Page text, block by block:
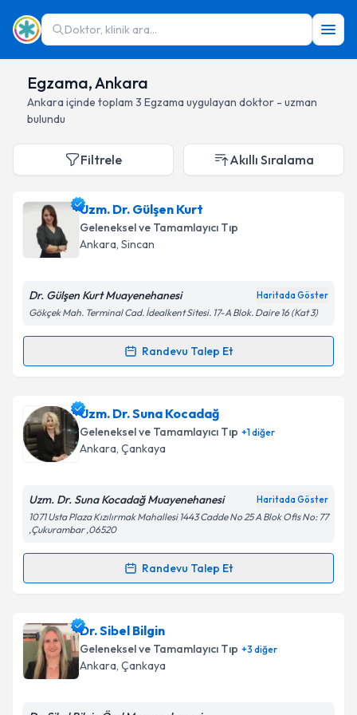
Doktor, klinik ara...
Egzama, Ankara
Ankara içinde toplam 3 Egzama uygulayan doktor - uzman
bulundu
Filtrele Akıllı Sıralama
Uzm. Dr. Gülşen Kurt
Geleneksel ve Tamamlayıcı Tıp
Ankara, Sincan
Dr. Gülşen Kurt Muayenehanesi Haritada Göster
Gökçek Mah. Terminal Cad. İdealkent Sitesi. 17-A Blok. Daire 16 (Kat 3)
Randevu Talep Et
Randevu Takvimi Talebi
Uzm. Dr. Gülşen Kurtiçin randevu takvimi talebi
oluşturun. Size bu uzmandan randevu almanız için bir
takvim hazırlandığında e-posta ile bilgilendireceğiz.
Kişisel verilerimin işlenmesine ilişkinAydınlatma
'ni okudum ve kişisel verilerimin belirtilen
kapsamda işlenmesini kabul ediyorum.
Takvim Talebini Gönder
Uzm. Dr. Suna Kocadağ
Geleneksel ve Tamamlayıcı Tıp +1diğer
Ankara, Çankaya
Uzm. Dr. Suna Kocadağ Muayenehanesi Haritada Göster
1071 Usta Plaza Kızılırmak Mahallesi 1443 Cadde No 25 A Blok Ofis No: 77
,Çukurambar ,06520
Randevu Talep Et
Randevu Takvimi Talebi
Uzm. Dr. Suna Kocadağ
oluşturun. Size bu uzmandan randevu almanız için bir
takvim hazırlandığında e-posta ile bilgilendireceğiz.
Dr. Sibel Bilgin
Geleneksel ve Tamamlayıcı Tıp +3 diğer
Ankara, Çankaya